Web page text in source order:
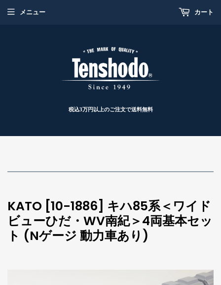
税込3万円以上のご注文で送料無料
メニュー カート
KATO [10-1886] キハ85系＜ワイド
ビューひだ・WV南紀＞4両基本セッ
ト (Nゲージ 動力車あり)